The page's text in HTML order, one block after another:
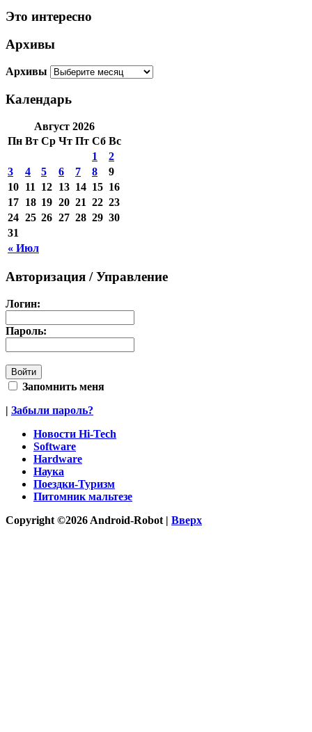
Это интересно
Архивы
Архивы
Календарь
Август 2026
Пн Вт Ср Чт Пт Сб Вс
« Июл
1
2
3
4 5 6 7 8
9
10 11 12 13 14 15 16
17 18 19 20 21 22 23
24 25 26 27 28 29 30
31
Авторизация / Управление
Логин:
Пароль:
Запомнить меня
| Забыли пароль?
Новости Hi-Tech
Software
Hardware
Наука
Поездки-Туризм
Питомник мальтезе
Copyright ©2026 Android-Robot | Вверх